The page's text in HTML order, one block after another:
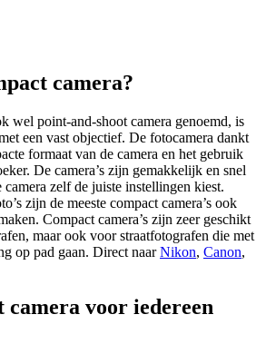
camera?
wel point-and-shoot camera genoemd, is
een vast objectief. De fotocamera dankt
formaat van de camera en het gebruik
De camera’s zijn gemakkelijk en snel
zelf de juiste instellingen kiest.
zijn de meeste compact camera’s ook
Compact camera’s zijn zeer geschikt
maar ook voor straatfotografen die met
op pad gaan. Direct naarNikon, Canon,
camera voor iedereen